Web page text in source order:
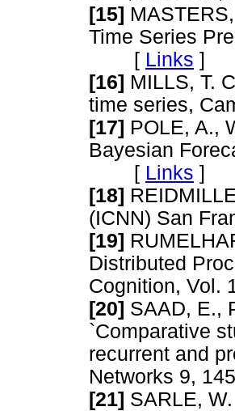
[15]
Time Series
[ Links ]
[16] MILLS, T.
time series,
[17] POLE, A.,
Bayesian
[ Links ]
[18]
(ICNN) San
[19]
Distributed
Cognition,
[20] SAAD, E.,
`Comparative
recurrent and
Networks 9,
[21] SARLE,